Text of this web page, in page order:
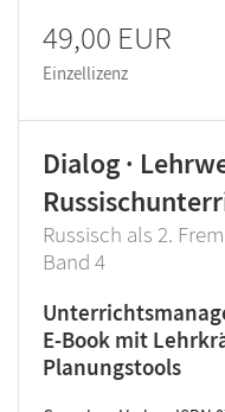
49,00 EUR
Einzellizenz
Dialog ·
Russisch als 2.
Band 4
E-Book mit
Planungstools